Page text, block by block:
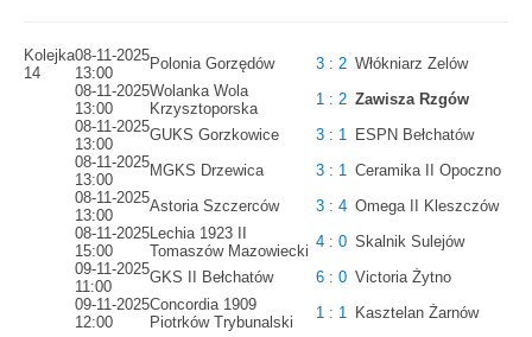
Kolejka
14
08-11-2025
13:00
Polonia Gorzędów 3 : 2 Włókniarz Zelów
08-11-2025
13:00
Wolanka Wola
Krzysztoporska
1 : 2 Zawisza Rzgów
08-11-2025
13:00
GUKS Gorzkowice 3 : 1 ESPN Bełchatów
08-11-2025
13:00
MGKS Drzewica 3 : 1 Ceramika II Opoczno
08-11-2025
13:00
Astoria Szczerców 3 : 4 Omega II Kleszczów
08-11-2025
15:00
Lechia 1923 II
Tomaszów Mazowiecki
4 : 0 Skalnik Sulejów
09-11-2025
11:00
GKS II Bełchatów 6 : 0 Victoria Żytno
09-11-2025
12:00
Concordia 1909
Piotrków Trybunalski
1 : 1 Kasztelan Żarnów